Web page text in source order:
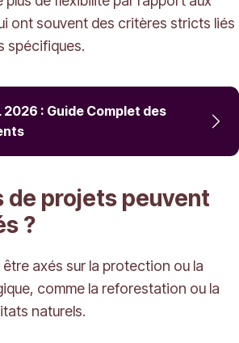
ont souvent des critères stricts liés
spécifiques.
2026 : Guide Complet des
de projets peuvent
?
axés sur la protection ou la
comme la reforestation ou la
naturels.